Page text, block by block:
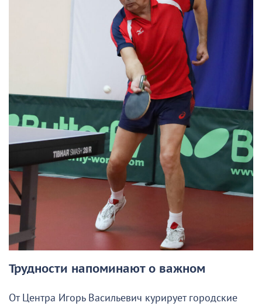
Трудности напоминают о важном
От Центра Игорь Васильевич курирует городские